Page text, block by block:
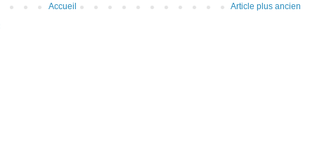
Article plus ancien
Accueil